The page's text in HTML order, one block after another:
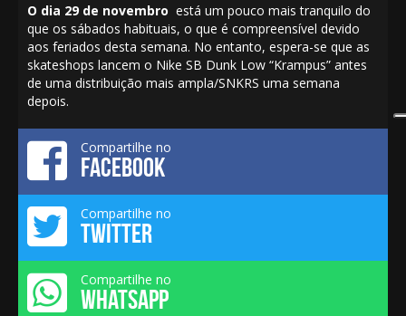
O dia 29 de novembro está um pouco mais tranquilo do
que os sábados habituais, o que é compreensível devido
aos feriados desta semana. No entanto, espera-se que as
skateshops lancem o Nike SB Dunk Low “Krampus” antes
de uma distribuição mais ampla/SNKRS uma semana
depois.
Compartilhe no
FACEBOOK
Compartilhe no
TWITTER
Compartilhe no
WHATSAPP